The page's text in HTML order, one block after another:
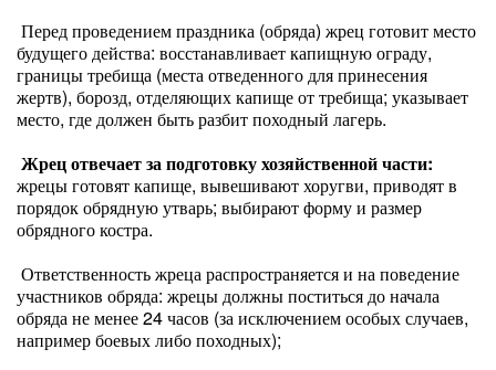
Перед проведением праздника (обряда) жрец готовит место
будущего действа: восстанавливает капищную ограду,
границы требища (места отведенного для принесения
жертв), борозд, отделяющих капище от требища; указывает
место, где должен быть разбит походный лагерь.
Жрец отвечает за подготовку хозяйственной части:
жрецы готовят капище, вывешивают хоругви, приводят в
порядок обрядную утварь; выбирают форму и размер
обрядного костра.
Ответственность жреца распространяется и на поведение
участников обряда: жрецы должны поститься до начала
обряда не менее 24 часов (за исключением особых случаев,
например боевых либо походных);